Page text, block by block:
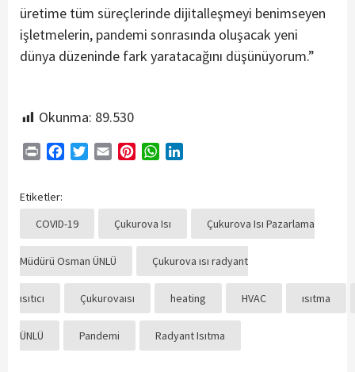
üretime tüm süreçlerinde dijitalleşmeyi benimseyen
işletmelerin, pandemi sonrasında oluşacak yeni
dünya düzeninde fark yaratacağını düşünüyorum.”
Okunma: 89.530
Print FacebookTwitterEmail PinterestWhatsApp
Etiketler:
COVID-19
Çukurova Isı Çukurova Isı Pazarlama
Müdürü Osman ÜNLÜ Çukurova ısı radyant
ısıtıcı Çukurovaısı heating HVAC ısıtma
ÜNLÜ Pandemi Radyant Isıtma